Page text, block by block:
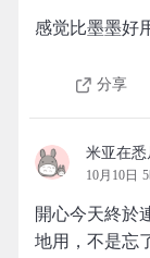
感觉比墨墨好
分享
米亚在悉
10月10日
開心今天終於
地用，不是忘